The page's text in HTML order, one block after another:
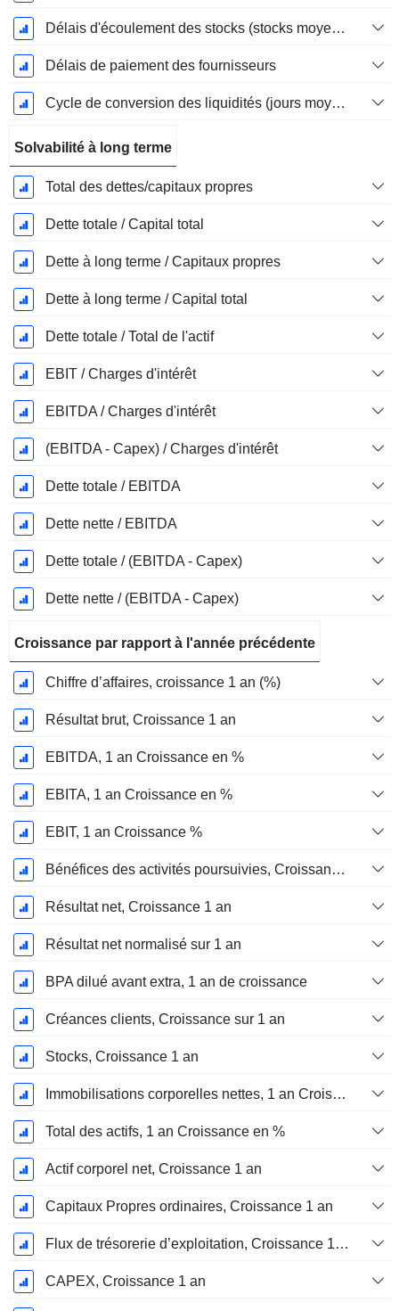
Délais d'écoulement des stocks (stocks moyens)
Délais de paiement des fournisseurs
Cycle de conversion des liquidités (jours moyens)
Solvabilité à long terme
Total des dettes/capitaux propres
Dette totale / Capital total
Dette à long terme / Capitaux propres
Dette à long terme / Capital total
Dette totale / Total de l'actif
EBIT / Charges d'intérêt
EBITDA / Charges d'intérêt
(EBITDA - Capex) / Charges d'intérêt
Dette totale / EBITDA
Dette nette / EBITDA
Dette totale / (EBITDA - Capex)
Dette nette / (EBITDA - Capex)
Croissance par rapport à l'année précédente
Chiffre d’affaires, croissance 1 an (%)
Résultat brut, Croissance 1 an
EBITDA, 1 an Croissance en %
EBITA, 1 an Croissance en %
EBIT, 1 an Croissance %
Bénéfices des activités poursuivies, Croissance 1 an
Résultat net, Croissance 1 an
Résultat net normalisé sur 1 an
BPA dilué avant extra, 1 an de croissance
Créances clients, Croissance sur 1 an
Stocks, Croissance 1 an
Immobilisations corporelles nettes, 1 an Croissance
Total des actifs, 1 an Croissance en %
Actif corporel net, Croissance 1 an
Capitaux Propres ordinaires, Croissance 1 an
Flux de trésorerie d’exploitation, Croissance 1 an
CAPEX, Croissance 1 an